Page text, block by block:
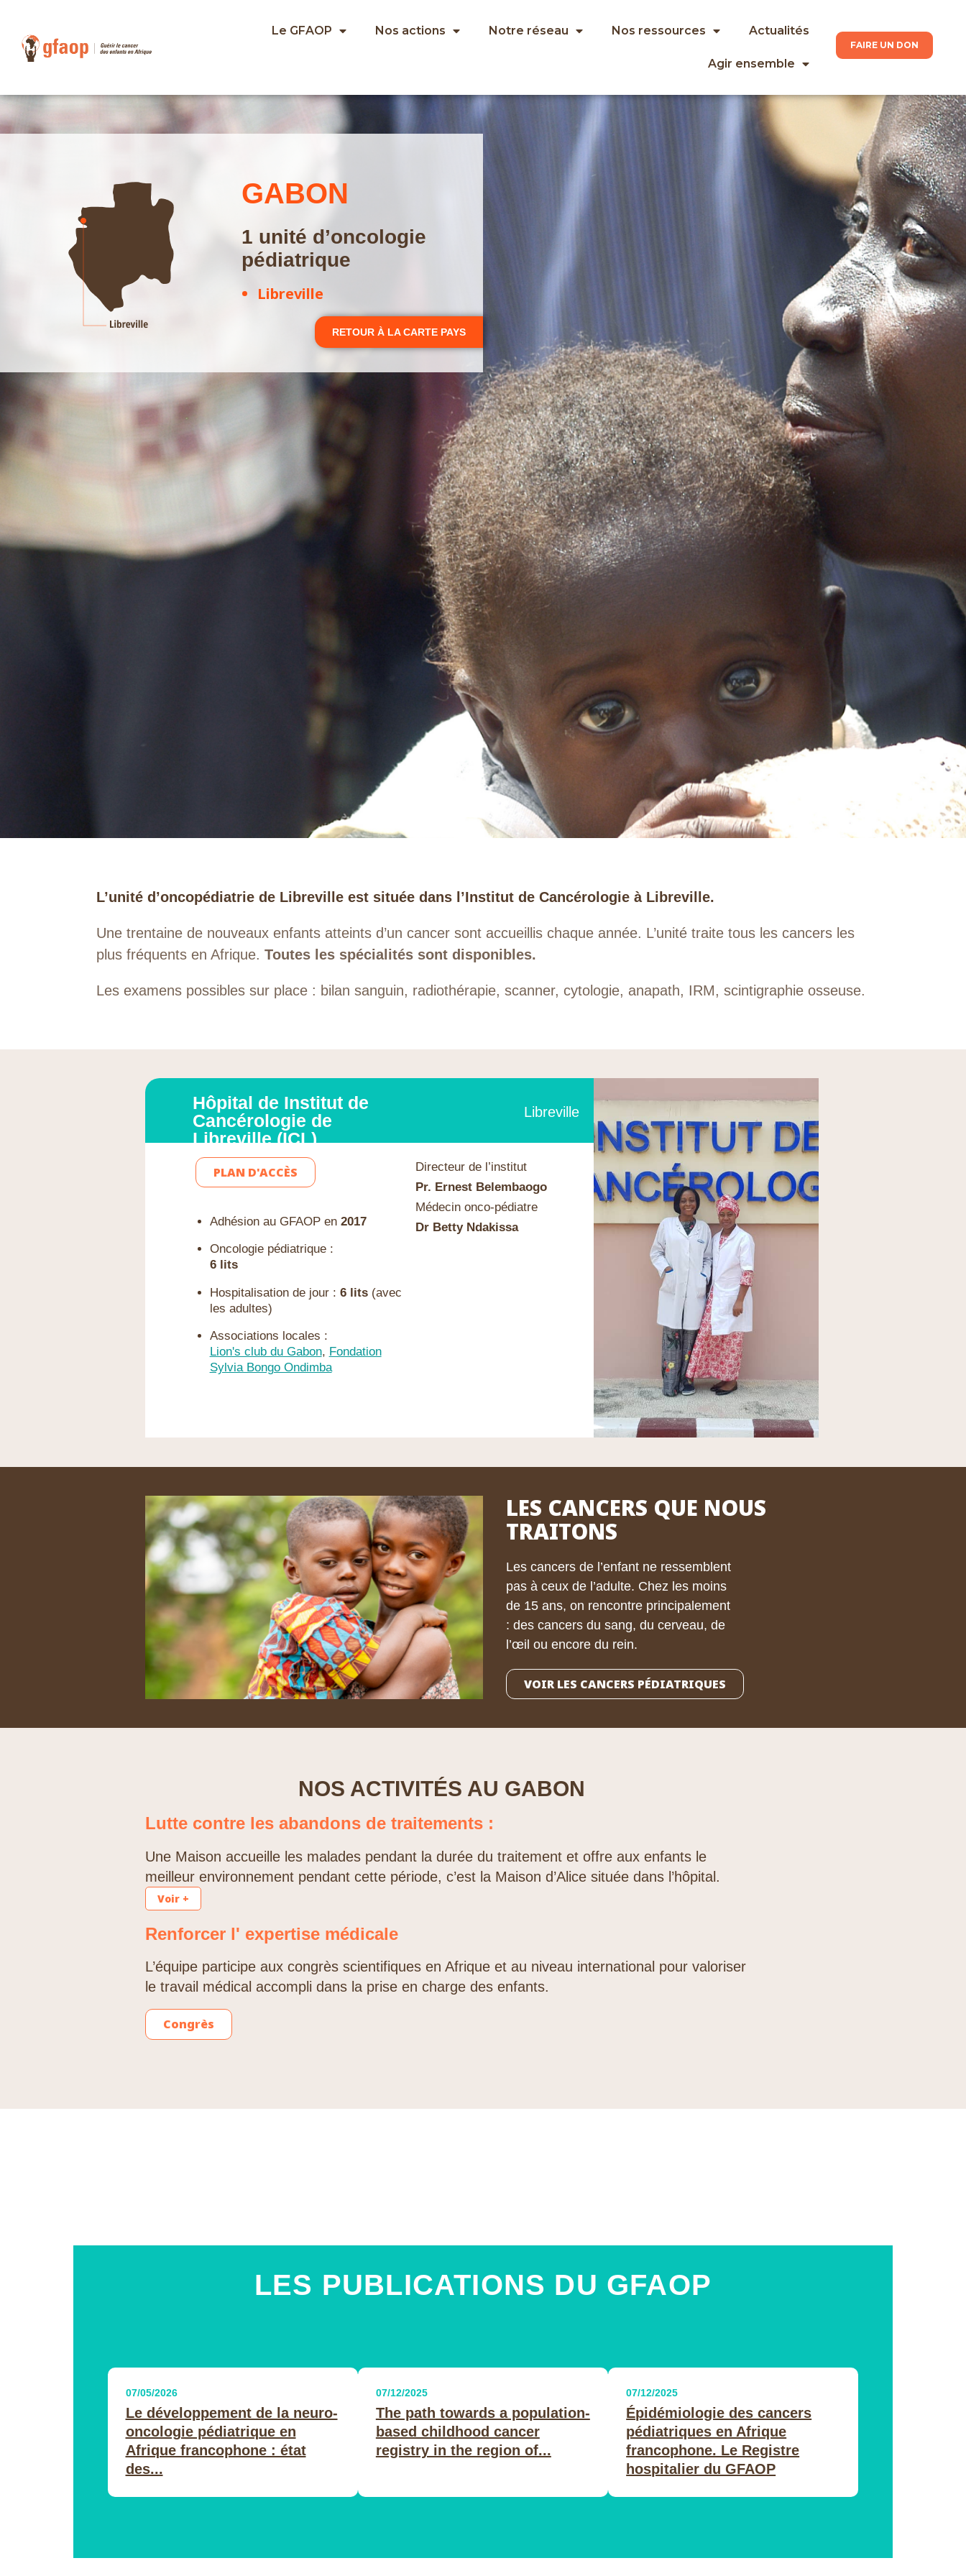
Le GFAOP Nos actions Notre réseau Nos ressources Actualités
Agir ensemble
FAIRE UN DON
GABON
1 unité d’oncologie
pédiatrique
Libreville
RETOUR À LA CARTE PAYS
L’unité d’oncopédiatrie de Libreville est située dans l’Institut de Cancérologie à Libreville.
Une trentaine de nouveaux enfants atteints d’un cancer sont accueillis chaque année. L’unité traite tous les cancers les
plus fréquents en Afrique.Toutes les spécialités sont disponibles.
Les examens possibles sur place : bilan sanguin, radiothérapie, scanner, cytologie, anapath, IRM, scintigraphie osseuse.
Hôpital de Institut de
Cancérologie de
Libreville (ICL)
PLAN D'ACCÈS
Adhésion au GFAOP en 2017
Oncologie pédiatrique :
6 lits
Hospitalisation de jour : 6 lits(avec
les adultes)
Associations locales :
Lion's club du Gabon, Fondation
Sylvia Bongo Ondimba
Libreville
Directeur de l’institut
Pr. Ernest Belembaogo
Médecin onco-pédiatre
Dr Betty Ndakissa
LES CANCERS QUE NOUS
TRAITONS
Les cancers de l’enfant ne ressemblent
pas à ceux de l’adulte. Chez les moins
de 15 ans, on rencontre principalement
: des cancers du sang, du cerveau, de
l’œil ou encore du rein.
VOIR LES CANCERS PÉDIATRIQUES
NOS ACTIVITÉS AU GABON
Lutte contre les abandons de traitements :
Une Maison accueille les malades pendant la durée du traitement et offre aux enfants le
meilleur environnement pendant cette période, c’est la Maison d’Alice située dans l’hôpital.
Voir +
Renforcer l' expertise médicale
L’équipe participe aux congrès scientifiques en Afrique et au niveau international pour valoriser
le travail médical accompli dans la prise en charge des enfants.
Congrès
LES PUBLICATIONS DU GFAOP
07/05/2026
Le développement de la neuro-
oncologie pédiatrique en
Afrique francophone : état
des...
07/12/2025
The path towards a population-
based childhood cancer
registry in the region of...
07/12/2025
Épidémiologie des cancers
pédiatriques en Afrique
francophone. Le Registre
hospitalier du GFAOP